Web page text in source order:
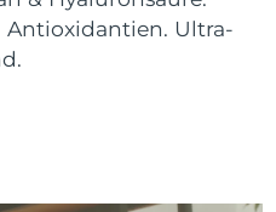
Antioxidantien. Ultra-